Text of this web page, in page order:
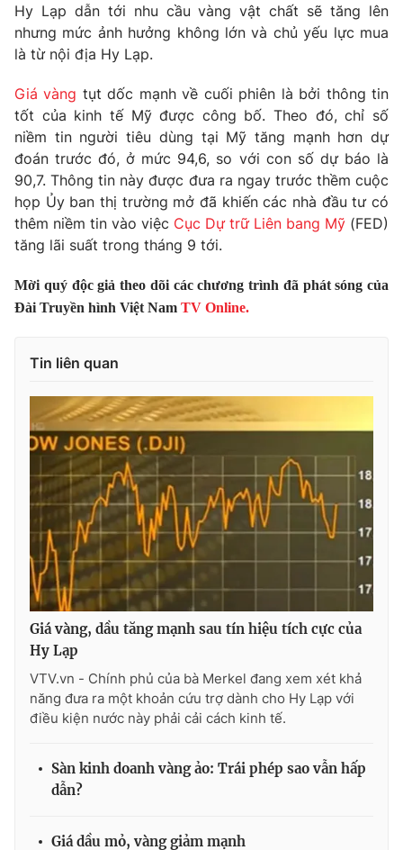
Góc doanh nghiệp
Truyền hình
Phim VTV
Hậu trường
Nhân vật
Khán giả
Giải sao mai
Giải trí
Điện ảnh
Âm nhạc
Sao
Đời sống
Du lịch
Làm đẹp
Chất lượng cuộc sống
Giáo dục
Tuyển sinh
Học trực tuyến
Công nghệ
Hitech Công nghệ tương lai
Sản phẩm
Tư vấn
Emagazine Podcast
Photo Infographic
Video Shorts video
VTV Money VTV Thể thao
VTV Sức khoẻ Bất động sản
Thị trường 24h Tấm lòng Việt
VTV9
Liên hệ tòa soạn English
Hy Lạp dẫn tới nhu cầu vàng vật chất sẽ tăng lên
nhưng mức ảnh hưởng không lớn và chủ yếu lực mua
là từ nội địa Hy Lạp.
Giá vàng tụt dốc mạnh về cuối phiên là bởi thông tin
tốt của kinh tế Mỹ được công bố. Theo đó, chỉ số
niềm tin người tiêu dùng tại Mỹ tăng mạnh hơn dự
đoán trước đó, ở mức 94,6, so với con số dự báo là
90,7. Thông tin này được đưa ra ngay trước thềm cuộc
họp Ủy ban thị trường mở đã khiến các nhà đầu tư có
thêm niềm tin vào việc Cục Dự trữ Liên bang Mỹ (FED)
tăng lãi suất trong tháng 9 tới.
Mời quý độc giả theo dõi các chương trình đã phát sóng của
Đài Truyền hình Việt Nam TV Online.
Tin liên quan
Giá vàng, dầu tăng mạnh sau tín hiệu tích cực của
Hy Lạp
VTV.vn - Chính phủ của bà Merkel đang xem xét khả
năng đưa ra một khoản cứu trợ dành cho Hy Lạp với
điều kiện nước này phải cải cách kinh tế.
Sàn kinh doanh vàng ảo: Trái phép sao vẫn hấp
dẫn?
Giá dầu mỏ, vàng giảm mạnh